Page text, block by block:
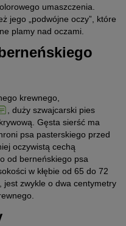
umaszczenia.
jego „podwójne oczy”, które
plamy nad oczami.
krewnego,
, duży szwajcarski pies
Gęsta sierść ma
psa pasterskiego przed
oczywistą cechą
od berneńskiego psa
w kłębie od 65 do 72
zwykle o dwa centymetry